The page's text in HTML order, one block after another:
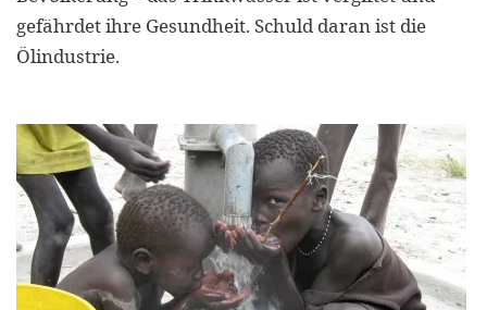
gefährdet ihre Gesundheit. Schuld daran ist die
Ölindustrie.
nutzen
helfen
Online-